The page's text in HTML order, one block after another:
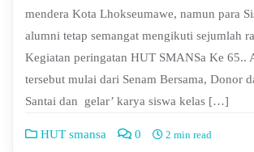
mendera Kota Lhokseumawe, namun para
alumni tetap semangat mengikuti sejumlah
Kegiatan peringatan HUT SMANSa Ke 65..
tersebut mulai dari Senam Bersama, Donor
Santai dan gelar’ karya siswa kelas […]
HUT smansa 0 2 min read